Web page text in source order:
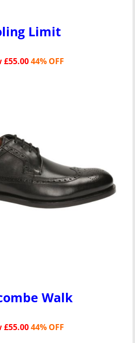
Limit
£55.0044% OFF
Walk
£55.0044% OFF